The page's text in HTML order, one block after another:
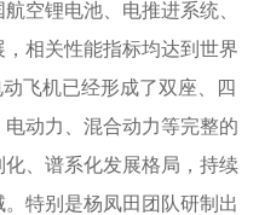
空锂电池、电推进系统、
相关性能指标均达到世界
飞机已经形成了双座、四
动力、混合动力等完整的
、谱系化发展格局，持续
特别是杨凤田团队研制出